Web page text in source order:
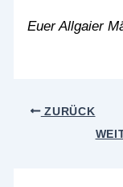
Euer Allgaier
ZURÜCK